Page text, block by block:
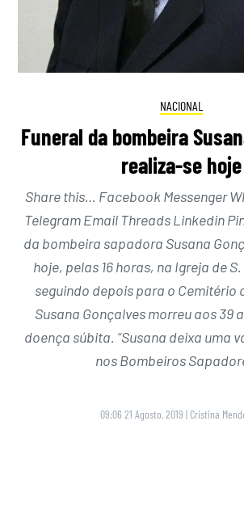
NACIONAL
Funeral da bombeira
realiza-se hoje
Share this… Facebook Messenger
Telegram Email Threads Linkedin
da bombeira sapadora Susana
hoje, pelas 16 horas, na Igreja de
seguindo depois para o Cemitério
Susana Gonçalves morreu aos 39
doença súbita. “Susana deixa uma
nos Bombeiros
09:06 21 Agosto, 2019 | Cristina